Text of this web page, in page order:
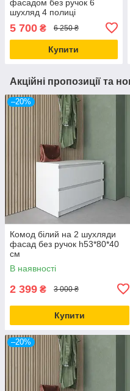
фасадом без ручок 6
шухляд 4 полиці
5 700 ₴ 6 250 ₴
Купити
Акційні пропозиції та
–20%
Комод білий на 2 шухляди
фасад без ручок h53*80*40
см
В наявності
2 399 ₴ 3 000 ₴
Купити
–20%